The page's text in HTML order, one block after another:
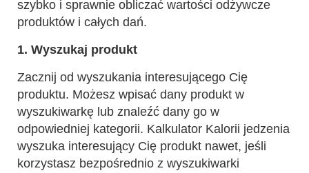
szybko i sprawnie obliczać wartości odżywcze
produktów i całych dań.
1. Wyszukaj produkt
Zacznij od wyszukania interesującego Cię
produktu. Możesz wpisać dany produkt w
wyszukiwarkę lub znaleźć dany go w
odpowiedniej kategorii. Kalkulator Kalorii jedzenia
wyszuka interesujący Cię produkt nawet, jeśli
korzystasz bezpośrednio z wyszukiwarki